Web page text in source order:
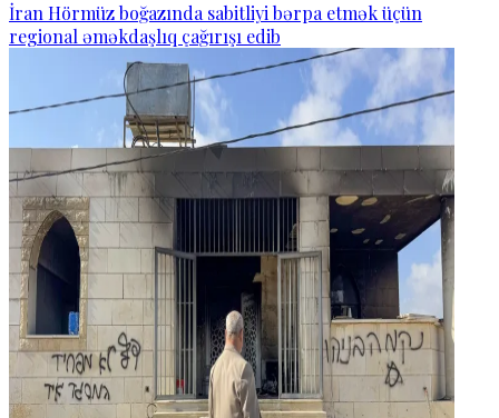
İran Hörmüz boğazında sabitliyi bərpa etmək üçün
regional əməkdaşlıq çağırışı edib